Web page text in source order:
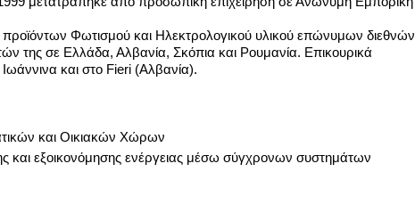
προϊόντων Φωτισμού και Ηλεκτρολογικού υλικού επώνυμων διεθνών
της σε Ελλάδα, Αλβανία, Σκόπια και Ρουμανία. Επικουρικά
και στο Fieri (Αλβανία).
και Οικιακών Χώρων
και εξοικονόμησης ενέργειας μέσω σύγχρονων συστημάτων